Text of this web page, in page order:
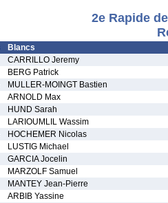
2e Rapide
Blancs
CARRILLO Jeremy
BERG Patrick
MULLER-MOINGT Bastien
ARNOLD Max
HUND Sarah
LARIOUMLIL Wassim
HOCHEMER Nicolas
LUSTIG Michael
GARCIA Jocelin
MARZOLF Samuel
MANTEY Jean-Pierre
ARBIB Yassine